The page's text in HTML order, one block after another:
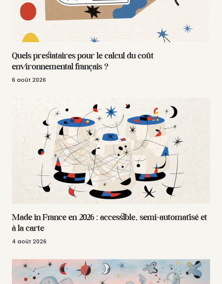
Quels prestataires pour le calcul du coût
environnemental français ?
6 août 2026
Made in France en 2026 : accessible, semi-automatisé et
à la carte
4 août 2026